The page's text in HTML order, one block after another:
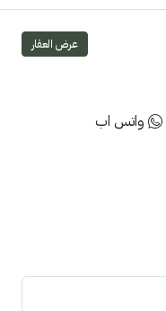
عرض العقار
واتس اب